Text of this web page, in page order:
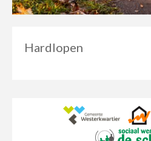
Hardlopen